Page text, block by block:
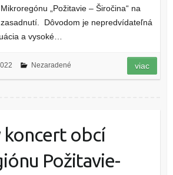
„Požitavie – Širočina“ na
Dôvodom je nepredvídateľná
a vysoké…
Nezaradené viac
koncert obcí
Požitavie-